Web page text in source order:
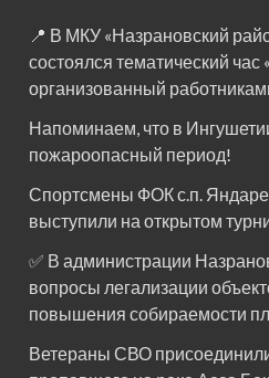
📍 В МКУ «Назрановский
состоялся тематический
организованный
Напоминаем, что в
пожароопасный период!⁣⁣⠀
Спортсмены ФОК с.п.
выступили на открытом
✅ В администрации
вопросы легализации
повышения собираемости
Ветераны СВО